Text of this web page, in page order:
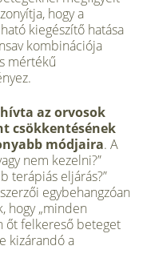
hogy a
kiegészítő hatása
kombinációja
mértékű
az orvosok
csökkentésének
módjaira. A
nem kezelni?”
terápiás eljárás?”
egybehangzóan
hogy „minden
őt felkereső beteget
kizárandó a